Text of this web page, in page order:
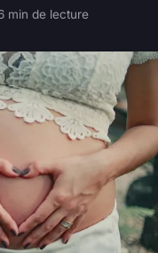
min de lecture